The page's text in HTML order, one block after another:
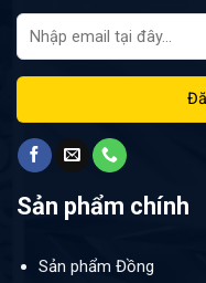
Sản phẩm chính
Sản phẩm Đồng